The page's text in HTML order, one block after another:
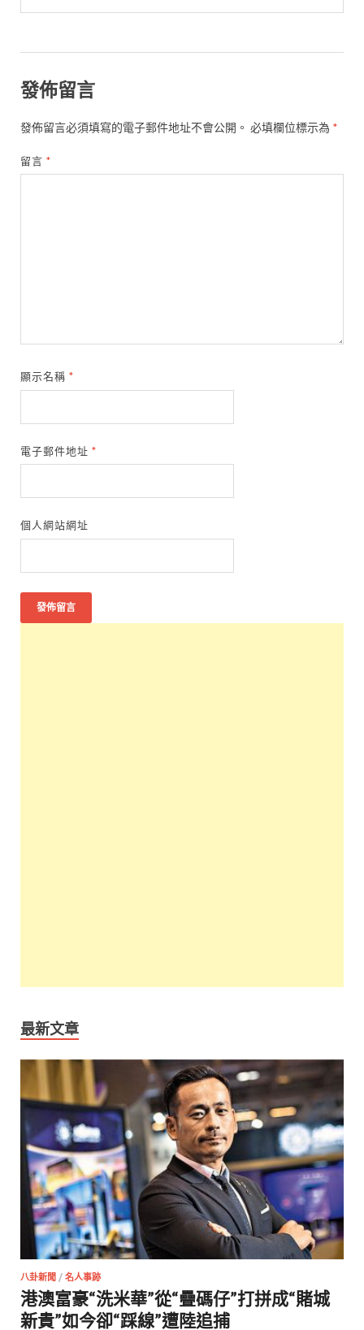
發佈留言
發佈留言必須填寫的電子郵件地址不會公開。 必填欄位標示為 *
留言*
顯示名稱*
電子郵件地址*
個人網站網址
最新文章
八卦新聞 / 名人事跡
港澳富豪“洗米華”從“疊碼仔”打拼成“賭城
新貴”如今卻“踩線”遭陸追捕